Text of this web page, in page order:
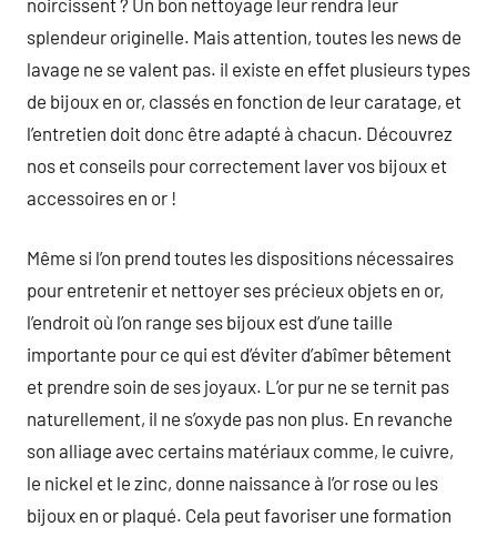
splendeur originelle. Mais attention, toutes les news de
lavage ne se valent pas. il existe en effet plusieurs types
de bijoux en or, classés en fonction de leur caratage, et
l’entretien doit donc être adapté à chacun. Découvrez
nos et conseils pour correctement laver vos bijoux et
accessoires en or !
Même si l’on prend toutes les dispositions nécessaires
pour entretenir et nettoyer ses précieux objets en or,
l’endroit où l’on range ses bijoux est d’une taille
importante pour ce qui est d’éviter d’abîmer bêtement
et prendre soin de ses joyaux. L’or pur ne se ternit pas
naturellement, il ne s’oxyde pas non plus. En revanche
son alliage avec certains matériaux comme, le cuivre,
le nickel et le zinc, donne naissance à l’or rose ou les
bijoux en or plaqué. Cela peut favoriser une formation